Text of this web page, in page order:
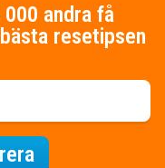
andra få
resetipsen